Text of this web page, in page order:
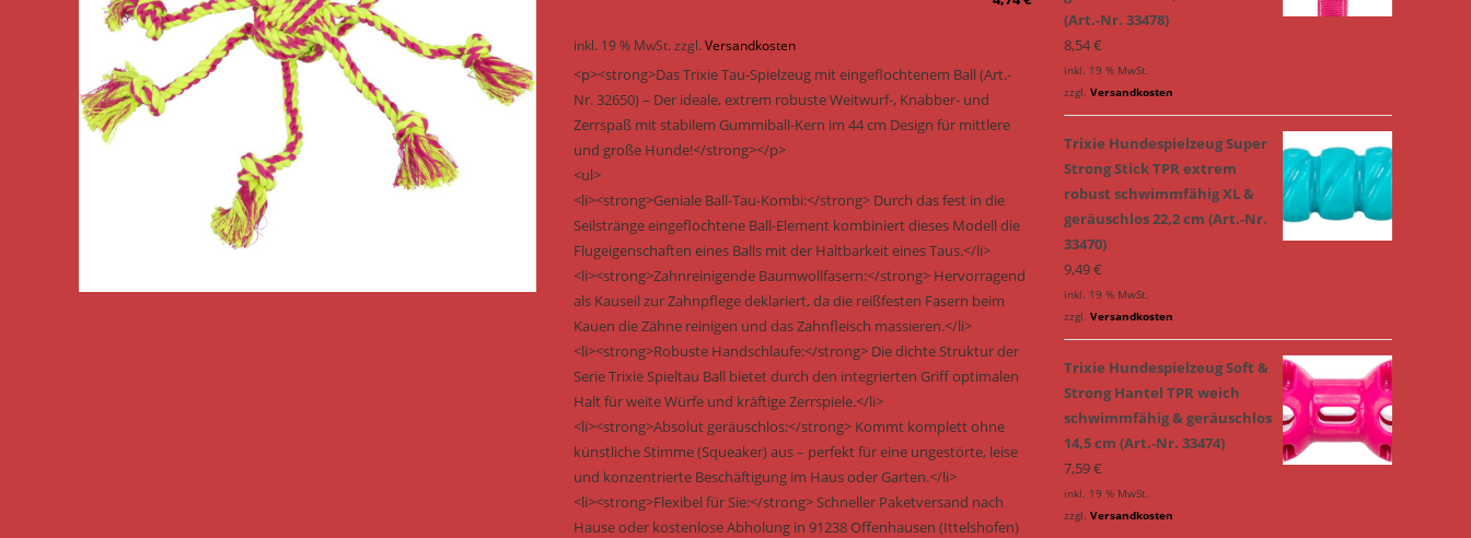
inkl. 19 % MwSt. zzgl.Versandkosten
<p><strong>Das Trixie Tau-Spielzeug mit eingeflochtenem Ball (Art.-
Nr. 32650) – Der ideale, extrem robuste Weitwurf-, Knabber- und
Zerrspaß mit stabilem Gummiball-Kern im 44 cm Design für mittlere
und große Hunde!</strong></p>
<ul>
<li><strong>Geniale Ball-Tau-Kombi:</strong> Durch das fest in die
Seilstränge eingeflochtene Ball-Element kombiniert dieses Modell die
Flugeigenschaften eines Balls mit der Haltbarkeit eines Taus.</li>
<li><strong>Zahnreinigende Baumwollfasern:</strong> Hervorragend
als Kauseil zur Zahnpflege deklariert, da die reißfesten Fasern beim
Kauen die Zähne reinigen und das Zahnfleisch massieren.</li>
<li><strong>Robuste Handschlaufe:</strong> Die dichte Struktur der
Serie Trixie Spieltau Ball bietet durch den integrierten Griff optimalen
Halt für weite Würfe und kräftige Zerrspiele.</li>
<li><strong>Absolut geräuschlos:</strong> Kommt komplett ohne
künstliche Stimme (Squeaker) aus – perfekt für eine ungestörte, leise
und konzentrierte Beschäftigung im Haus oder Garten.</li>
<li><strong>Flexibel für Sie:</strong> Schneller Paketversand nach
Hause oder kostenlose Abholung in 91238 Offenhausen (Ittelshofen)
(Art.-Nr. 33478)
8,54€
inkl. 19 % MwSt.
zzgl. Versandkosten
Trixie Hundespielzeug Super
Strong Stick TPR extrem
robust schwimmfähig XL &
geräuschlos 22,2 cm (Art.-Nr.
33470)
9,49€
inkl. 19 % MwSt.
zzgl. Versandkosten
Trixie Hundespielzeug Soft &
Strong Hantel TPR weich
schwimmfähig & geräuschlos
14,5 cm (Art.-Nr. 33474)
7,59€
inkl. 19 % MwSt.
zzgl. Versandkosten